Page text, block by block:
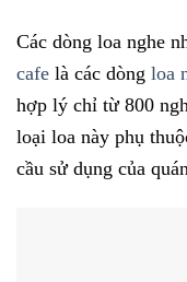
Các dòng loa nghe
cafe là các dòng loa
hợp lý chỉ từ 800
loại loa này phụ
cầu sử dụng của